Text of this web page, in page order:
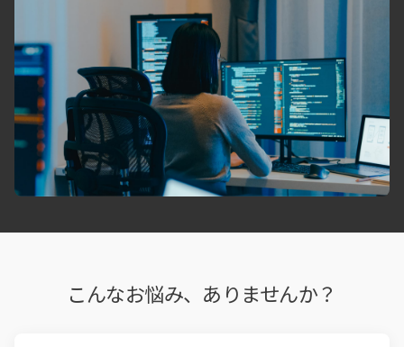
こんなお悩み、ありませんか？